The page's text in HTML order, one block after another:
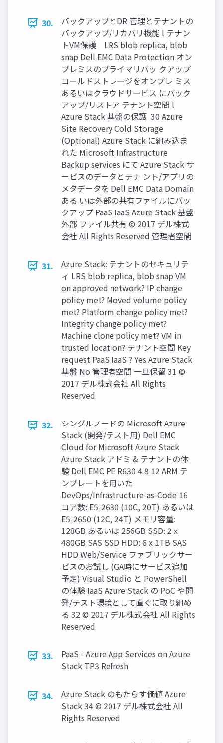
30.
バックアップとDR 管理とテナントの
バックアップ/リカバリ機能 l テナン
トVM保護 ­ ­ ­ LRS blob replica, blob
snap Dell EMC Data Protection オン
プレミスのプライマリバッ クアップ
コールドストレージをオンプレ ミス
あるいはクラウドサービス にバック
アップ/リストア テナント空間 l
Azure Stack 基盤の保護 ­ 30 Azure
Site Recovery Cold Storage
(Optional) Azure Stack に組み込ま
れた Microsoft Infrastructure
Backup services にて Azure Stack サ
ービスのデータとテナ ント/アプリの
メタデータを Dell EMC Data Domain
ある いは外部の共有ファイルにバッ
クアップ PaaS IaaS Azure Stack 基盤
外部 ファイル共有 © 2017 デル株式
会社 All Rights Reserved 管理者空間
31.
Azure Stack: テナントのセキュリテ
ィ LRS blob replica, blob snap VM
on approved network? IP change
policy met? Moved volume policy
met? Platform change policy met?
Integrity change policy met?
Machine clone policy met? VM in
trusted location? テナント空間 Key
request PaaS IaaS ? Yes Azure Stack
基盤 No 管理者空間 一旦保留 31 ©
2017 デル株式会社 All Rights
Reserved
32.
シングルノードの Microsoft Azure
Stack (開発/テスト⽤) Dell EMC
Cloud for Microsoft Azure Stack
Azure Stack アドミ & テナントの体
験 Dell EMC PE R630 4 8 12 ARM テ
ンプレートを用いた
DevOps/Infrastructure-as-Code 16
コア数: E5-2630 (10C, 20T) あるいは
E5-2650 (12C, 24T) メモリ容量:
128GB あるいは 256GB SSD: 2 x
480GB SAS SSD HDD: 6 x 1TB SAS
HDD Web/Service ファブリックサー
ビスのお試し (GA時にサービス追加
予定) Visual Studio と PowerShell
の体験 IaaS Azure Stack の PoC や開
発/テスト環境として直ぐに取り組め
る 32 © 2017 デル株式会社 All Rights
Reserved
33.
PaaS - Azure App Services on Azure
Stack TP3 Refresh
34.
Azure Stack のもたらす価値 Azure
Stack 34 © 2017 デル株式会社 All
Rights Reserved